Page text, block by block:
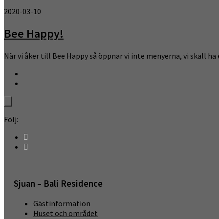
2020-03-10
Bee Happy!
När vi åker till Bee Happy så öppnar vi inte menyerna, vi skall ha
Följ:
Sjuan – Bali Residence
Gästinformation
Huset och området